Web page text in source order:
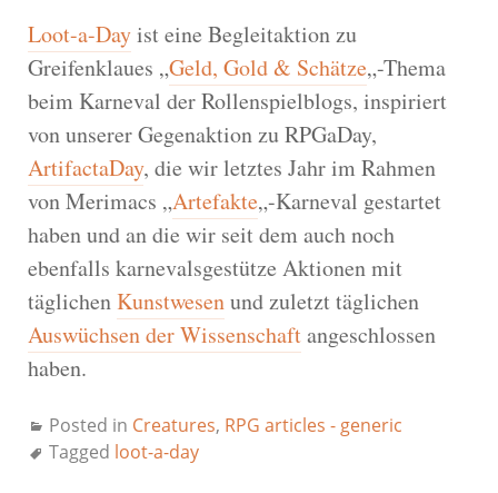
Loot-a-Dayist eine Begleitaktion zu
Greifenklaues „Geld, Gold & Schätze„-Thema
beim Karneval der Rollenspielblogs, inspiriert
von unserer Gegenaktion zu RPGaDay,
ArtifactaDay, die wir letztes Jahr im Rahmen
von Merimacs „Artefakte„-Karneval gestartet
haben und an die wir seit dem auch noch
ebenfalls karnevalsgestütze Aktionen mit
täglichenKunstwesenund zuletzt täglichen
Auswüchsen der Wissenschaftangeschlossen
haben.
Posted in Creatures, RPG articles - generic
Tagged loot-a-day